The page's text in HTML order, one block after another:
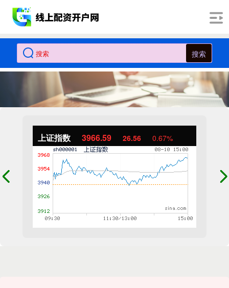
搜索
上证指数 3966.59 26.56 0.67%